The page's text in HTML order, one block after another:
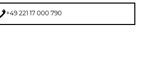
+49 221 17 000 790